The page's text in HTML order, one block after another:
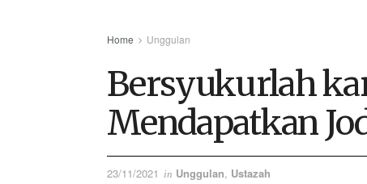
Home Unggulan
Bersyukurlah
Mendapatkan
23/11/2021 in Unggulan, Ustazah